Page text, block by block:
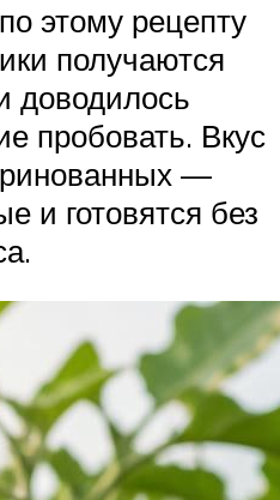
этому рецепту
получаются
доводилось
пробовать. Вкус
—
и готовятся без